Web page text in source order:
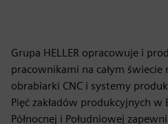
Grupa HELLER opracowuje i
pracownikami na całym świecie
obrabiarki CNC i systemy
Pięć zakładów produkcyjnych
Północnej i Południowej